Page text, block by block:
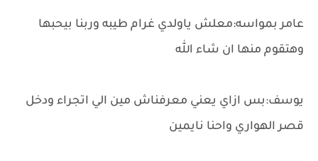
عامر بمواسه:معلش ياولدي غرام طيبه وربنا بيحبها
وهتقوم منها ان شاء الله
يوسف:بس ازاي يعني معرفناش مين الي اتجراء ودخل
قصر الهواري واحنا نايمين